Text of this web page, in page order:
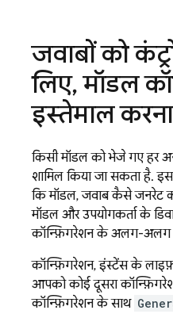
जवाबों को
लिए,मॉडल
इस्तेमाल करना
किसी मॉडल को भेजे गए हर
शामिल किया जा सकता है.
कि मॉडल, जवाब कैसे जनरेट
मॉडल और उपयोगकर्ता के
कॉन्फ़िगरेशन के अलग-अलग
कॉन्फ़िगरेशन, इंस्टेंस के
आपको कोई दूसरा
कॉन्फ़िगरेशन के साथ